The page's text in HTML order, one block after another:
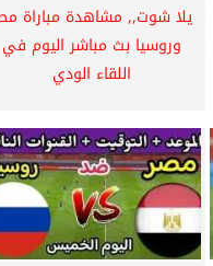
يلا شوت,, مشاهدة مباراة
وروسيا بث مباشر اليوم في
اللقاء الودي